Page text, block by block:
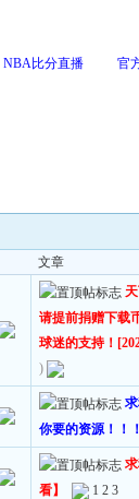
NBA比分直播 官
文章
请提前捐赠下载
球迷的支持！
)
你要的资源！！
看】
1 2 3